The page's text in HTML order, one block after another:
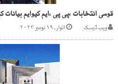
ویب ڈیسک اتوار, ۱۹ نومبر ۲۰۲۳